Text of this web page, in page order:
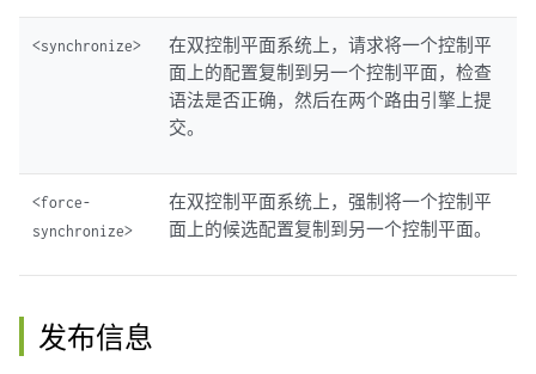
<synchronize>
在双控制平面系统上，请求将一个控制平
面上的配置复制到另一个控制平面，检查
语法是否正确，然后在两个路由引擎上提
交。
<force-
synchronize>
在双控制平面系统上，强制将一个控制平
面上的候选配置复制到另一个控制平面。
发布信息